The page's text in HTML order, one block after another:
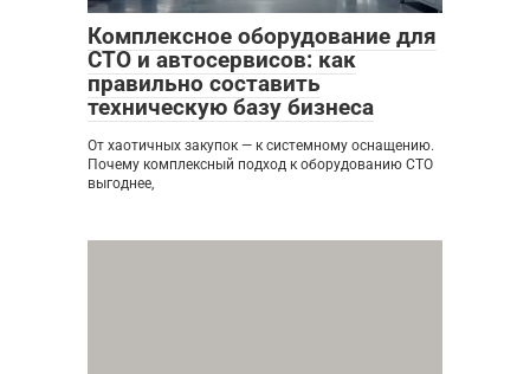
Комплексное оборудование для
СТО и автосервисов: как
правильно составить
техническую базу бизнеса
От хаотичных закупок — к системному оснащению.
Почему комплексный подход к оборудованию СТО
выгоднее,